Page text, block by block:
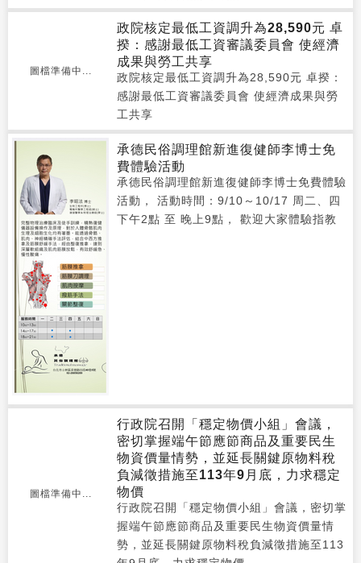
圖檔準備中...
政院核定最低工資調升為28,590元 卓
揆：感謝最低工資審議委員會 使經濟
成果與勞工共享
政院核定最低工資調升為28,590元 卓揆：
感謝最低工資審議委員會 使經濟成果與勞
工共享
承德民俗調理館新進復健師李博士免
費體驗活動
承德民俗調理館新進復健師李博士免費體驗
活動， 活動時間：9/10～10/17 周二、四
下午2點 至 晚上9點， 歡迎大家體驗指教
圖檔準備中...
​​​​​​​行政院召開「穩定物價小組」會議，
密切掌握端午節應節商品及重要民生
物資價量情勢，並延長關鍵原物料稅
負減徵措施至113年9月底，力求穩定
物價
​​​​​​​行政院召開「穩定物價小組」會議，密切掌
握端午節應節商品及重要民生物資價量情
勢，並延長關鍵原物料稅負減徵措施至113